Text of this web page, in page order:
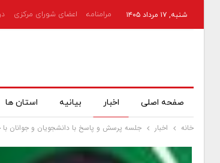
شنبه, ۱۷ مرداد ۱۴۰۵ مرامنامه اعضای شورای مرکزی
صفحه اصلی اخبار بیانیه استان ها
خانه اخبار جلسه پرسش و پاسخ با دانشجویان و جوانان با